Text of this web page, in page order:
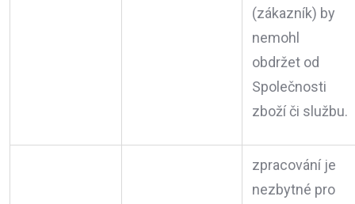
(zákazník) by
nemohl
obdržet od
Společnosti
zboží či službu.
zpracování je
nezbytné pro